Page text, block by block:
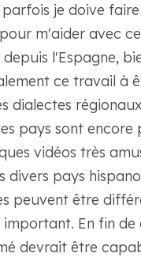
je doive
m'aider avec
l'Espagne,
ce travail à
dialectes
pays sont
vidéos très
divers pays
peuvent être
En fin
devrait être